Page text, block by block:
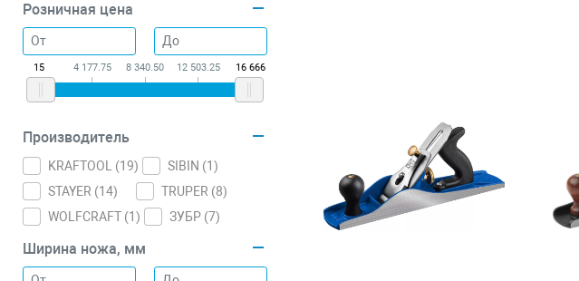
Розничная цена
15 4 177.75 8 340.50 12 503.25 16 666
Производитель
KRAFTOOL (19) SIBIN (1 )
STAYER (14) TRUPER (8)
WOLFCRAFT (1 ) ЗУБР (7)
Ширина ножа, мм